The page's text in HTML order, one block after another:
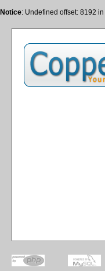
Notice: Undefined offset: 8192 in